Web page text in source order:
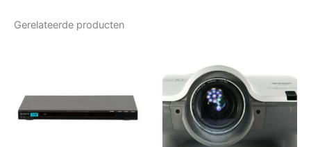
Gerelateerde producten